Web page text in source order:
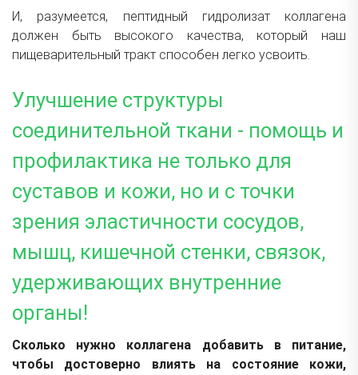
И, разумеется, пептидный гидролизат коллагена
должен быть высокого качества, который наш
пищеварительный тракт способен легко усвоить.
Улучшение структуры
соединительной ткани - помощь и
профилактика не только для
суставов и кожи, но и с точки
зрения эластичности сосудов,
мышц, кишечной стенки, связок,
удерживающих внутренние
органы!
Сколько нужно коллагена добавить в питание,
чтобы достоверно влиять на состояние кожи,